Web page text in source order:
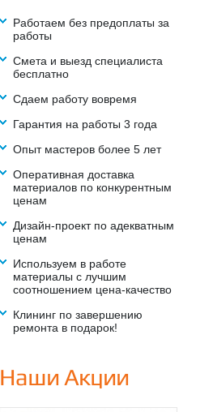
Работаем без предоплаты за
работы
Смета и выезд специалиста
бесплатно
Сдаем работу вовремя
Гарантия на работы 3 года
Опыт мастеров более 5 лет
Оперативная доставка
материалов по конкурентным
ценам
Дизайн-проект по адекватным
ценам
Используем в работе
материалы с лучшим
соотношением цена-качество
Клининг по завершению
ремонта в подарок!
Наши Акции